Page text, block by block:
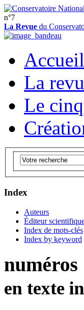
n°7
La Revue du
Accueil
La
Le
Index
Auteurs
Éditeur
Index de mots-clés
Index by keyword
numéros
en texte